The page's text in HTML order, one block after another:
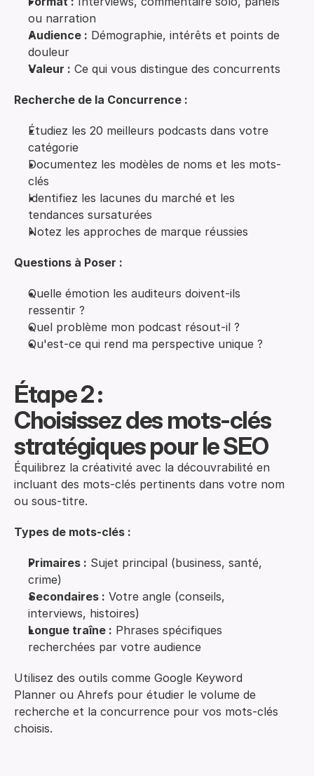
ou narration
Audience : Démographie, intérêts et points de
douleur
Valeur : Ce qui vous distingue des concurrents
Recherche de la Concurrence :
Étudiez les 20 meilleurs podcasts dans votre
catégorie
Documentez les modèles de noms et les mots-
clés
Identifiez les lacunes du marché et les
tendances sursaturées
Notez les approches de marque réussies
Questions à Poser :
Quelle émotion les auditeurs doivent-ils
ressentir ?
Quel problème mon podcast résout-il ?
Qu'est-ce qui rend ma perspective unique ?
Étape 2 :
Choisissez des mots-clés
stratégiques pour le SEO
Équilibrez la créativité avec la découvrabilité en
incluant des mots-clés pertinents dans votre nom
ou sous-titre.
Types de mots-clés :
Primaires : Sujet principal (business, santé,
crime)
Secondaires : Votre angle (conseils,
interviews, histoires)
Longue traîne : Phrases spécifiques
recherchées par votre audience
Utilisez des outils comme Google Keyword
Planner ou Ahrefs pour étudier le volume de
recherche et la concurrence pour vos mots-clés
choisis.